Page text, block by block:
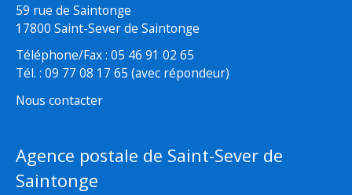
59 rue de Saintonge
17800 Saint-Sever de Saintonge
Téléphone/Fax : 05 46 91 02 65
Tél. : 09 77 08 17 65 (avec répondeur)
Nous contacter
Agence postale de Saint-Sever de
Saintonge